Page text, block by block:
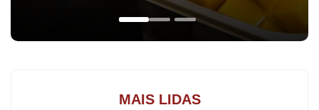
Juninho e Luan já estão treinando, enquanto Anderson ainda não
se apresentou ao treinador Éder Cavalini. Os também
O ala Alan, contratado junto ao Seleto Clube Maringá, se
MAIS LIDAS